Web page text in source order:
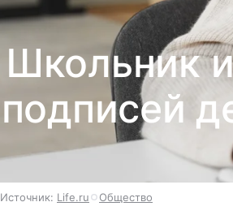
Школьник
подписей
Источник: Life.ru Общество